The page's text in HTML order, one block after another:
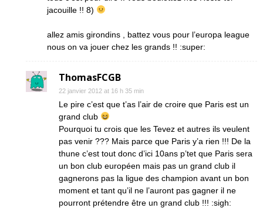
jacouille !! 8)
allez amis girondins , battez vous pour l’europa league
nous on va jouer chez les grands !! :super:
ThomasFCGB
22 janvier 2012 at 16 h 35 min
Le pire c’est que t’as l’air de croire que Paris est un
grand club
Pourquoi tu crois que les Tevez et autres ils veulent
pas venir ??? Mais parce que Paris y’a rien !!! De la
thune c’est tout donc d’ici 10ans p’tet que Paris sera
un bon club européen mais pas un grand club il
gagnerons pas la ligue des champion avant un bon
moment et tant qu’il ne l’auront pas gagner il ne
pourront prétendre être un grand club !!! :sigh: